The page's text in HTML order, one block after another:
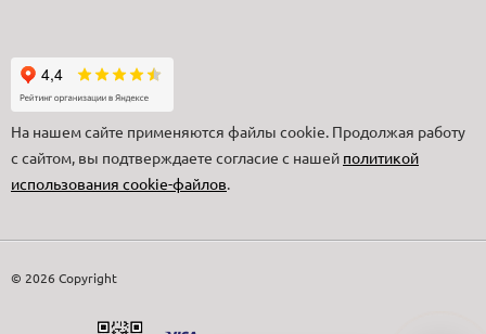
На нашем сайте применяются файлы cookie. Продолжая работу
с сайтом, вы подтверждаете согласие с нашей политикой
использования cookie-файлов.
© 2026 Copyright